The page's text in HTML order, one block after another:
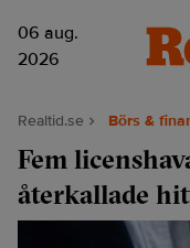
06 aug.
2026
Realtid.se Börs &
Fem
återkallade